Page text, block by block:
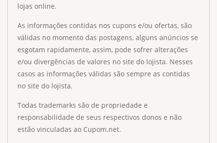
lojas online.
As informações contidas nos cupons e/ou ofertas, são
válidas no momento das postagens, alguns anúncios se
esgotam rapidamente, assim, pode sofrer alterações
e/ou divergências de valores no site do lojista. Nesses
casos as informações válidas são sempre as contidas
no site do lojista.
Todas trademarks são de propriedade e
responsabilidade de seus respectivos donos e não
estão vinculadas ao Cupom.net.